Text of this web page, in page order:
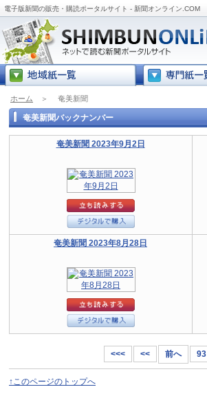
電子版新聞の販売・購読ポータルサイト - 新聞オンライン.COM
ホーム ＞ 奄美新聞
奄美新聞バックナンバー
奄美新聞 2023年9月2日
奄美新聞 2023年8月28日
<<< << 前へ 93
↑このページのトップへ